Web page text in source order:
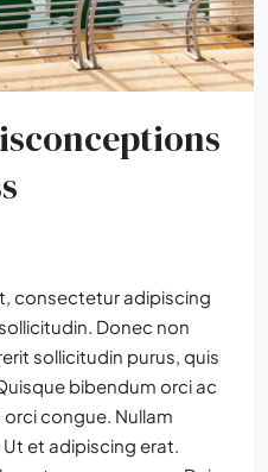
consectetur adipiscing
Donec non
sollicitudin purus, quis
bibendum orci ac
congue. Nullam
et adipiscing erat.